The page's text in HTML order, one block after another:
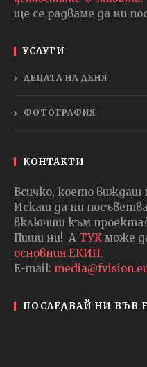
ще се радваме да ни
УСЛУГИ
ДЕЦАТА НА ДЕНЯ
ФОТОГРАФИЯ
КОНТАКТИ
Всичко, което виждаш
Искаш да ни
включиш към
Пиши ни! А ТУК може
основния ЕКИП.
E-mail:
ПОСЛЕДВАЙ НИ ВЪВ